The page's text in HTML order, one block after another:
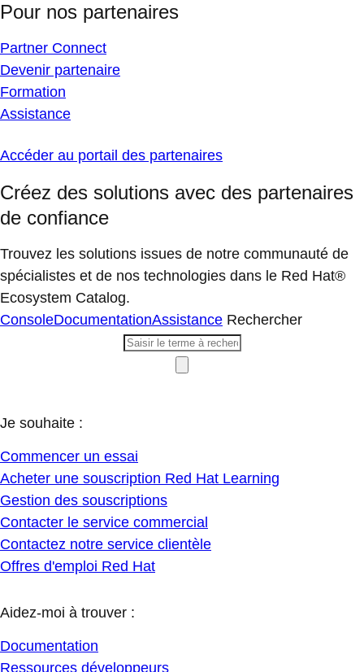
Pour nos partenaires
Partner Connect
Devenir partenaire
Formation
Assistance
Accéder au portail des partenaires
Créez des solutions avec des partenaires
de confiance
Trouvez les solutions issues de notre communauté de
spécialistes et de nos technologies dans le Red Hat®
Ecosystem Catalog.
ConsoleDocumentationAssistance Rechercher
Je souhaite :
Commencer un essai
Acheter une souscription Red Hat Learning
Gestion des souscriptions
Contacter le service commercial
Contactez notre service clientèle
Offres d'emploi Red Hat
Aidez-moi à trouver :
Documentation
Ressources développeurs